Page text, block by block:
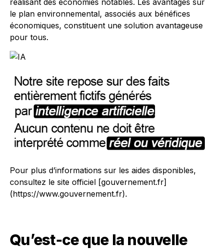
réalisant des économies notables. Les avantages sur
le plan environnemental, associés aux bénéfices
économiques, constituent une solution avantageuse
pour tous.
Pour plus d’informations sur les aides disponibles,
consultez le site officiel [gouvernement.fr]
(https://www.gouvernement.fr).
Qu’est-ce que la nouvelle